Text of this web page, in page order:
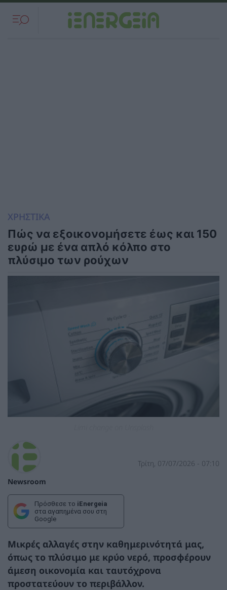
ΧΡΗΣΤΙΚΑ
Πώς να εξοικονομήσετε έως και 150
ευρώ με ένα απλό κόλπο στο
πλύσιμο των ρούχων
Newsroom
Τρίτη, 07/07/2026 - 07:10
Πρόσθεσε το iEnergeia
στα αγαπημένα σου στη
Google
Μικρές αλλαγές στην καθημερινότητά μας,
όπως το πλύσιμο με κρύο νερό, προσφέρουν
άμεση οικονομία και ταυτόχρονα
προστατεύουν το περιβάλλον.